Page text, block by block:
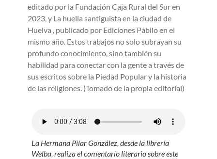
editado por la Fundación Caja Rural del Sur en
2023, y La huella santiguista en la ciudad de
Huelva , publicado por Ediciones Pábilo en el
mismo año. Estos trabajos no solo subrayan su
profundo conocimiento, sino también su
habilidad para conectar con la gente a través de
sus escritos sobre la Piedad Popular y la historia
de las religiones. (Tomado de la propia editorial)
La Hermana Pilar González, desde la librería
Welba, realiza el comentario literario sobre este